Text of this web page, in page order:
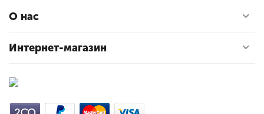
О нас
Интернет-магазин